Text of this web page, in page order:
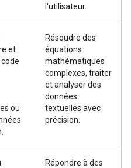
l'utilisateur.
et
ou
Résoudre des
équations
mathématiques
complexes, traiter
et analyser des
données
textuelles avec
précision.
Répondre à des